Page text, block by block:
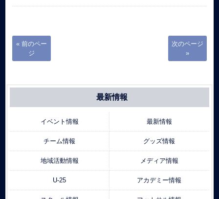
« 前のペー
ジ
次のページ
»
最新情報
イベント情報 最新情報
チーム情報 グッズ情報
地域活動情報 メディア情報
U-25 アカデミー情報